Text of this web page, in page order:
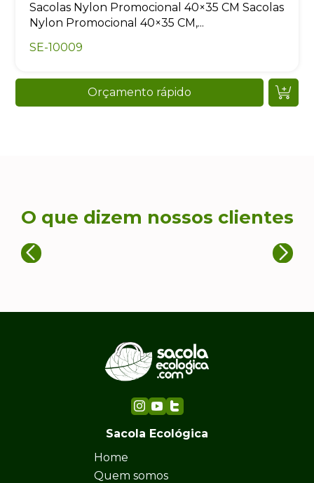
Sacolas Nylon Promocional 40×35 CM Sacolas
Nylon Promocional 40×35 CM,...
SE-10009
Orçamento rápido
O que dizem nossos clientes
Sacola Ecológica
Home
Quem somos